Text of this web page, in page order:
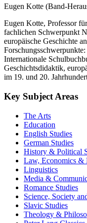
Eugen Kotte (Band-
Eugen Kotte, Professor
fachlichen Schwerpunkt
europäische Geschichte
Internationale
Geschichtsdidaktik,
im 19. und 20.
Key Subject Areas
The Arts
Education
English Studies
German Studies
History & Political
Law, Economics &
Linguistics
Media &
Romance Studies
Science, Society
Slavic Studies
Theology &